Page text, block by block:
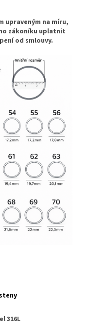
upraveným na míru,
zákoníku uplatnit
od smlouvy.
316L